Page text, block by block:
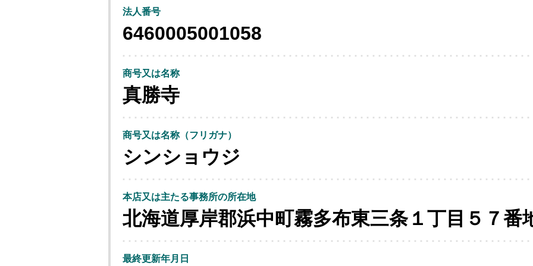
法人番号
6460005001058
商号又は名称
真勝寺
商号又は名称（フリガナ）
シンショウジ
本店又は主たる事務所の所在地
北海道厚岸郡浜中町霧多布東三条１丁目５７番
最終更新年月日